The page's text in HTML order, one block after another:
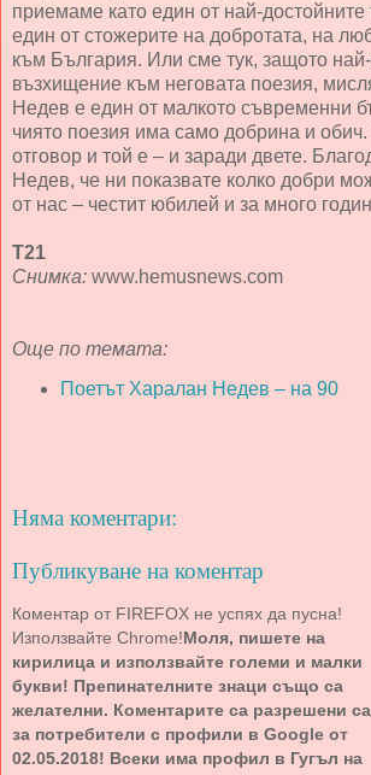
приемаме като един от най-достойните
един от стожерите на добротата, на
към България. Или сме тук, защото
възхищение към неговата поезия,
Недев е един от малкото съвременни
чиято поезия има само добрина и
отговор и той е – и заради двете.
Недев, че ни показвате колко добри
от нас – честит юбилей и за много
Т21
Снимка: www.hemusnews.com
Още по темата:
Поетът Харалан Недев – на 90
Няма коментари:
Публикуване на коментар
Коментар от FIREFOX не успях да пусна!
Използвайте Chrome!Моля, пишете на
кирилица и използвайте големи и малки
букви! Препинателните знаци също са
желателни. Коментарите са разрешени
за потребители с профили в Google от
02.05.2018! Всеки има профил в Гугъл на